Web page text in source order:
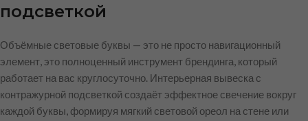
подсветкой
Объёмные световые буквы — это не просто навигационный
элемент, это полноценный инструмент брендинга, который
работает на вас круглосуточно. Интерьерная вывеска с
контражурной подсветкой создаёт эффектное свечение вокруг
каждой буквы, формируя мягкий световой ореол на стене или